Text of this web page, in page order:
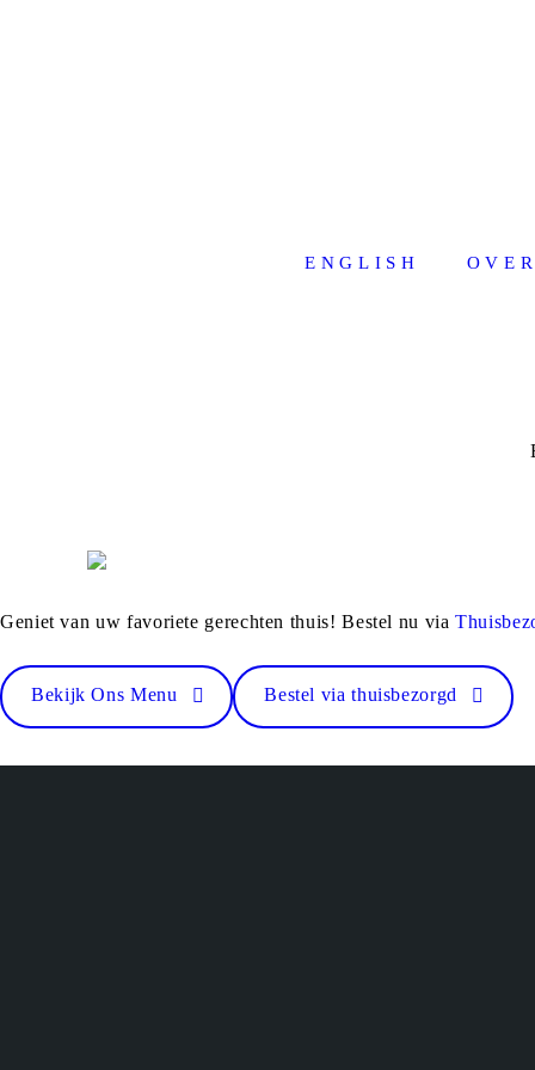
ENGLISH
Geniet van uw favoriete gerechten thuis! Bestel nu via
Bekijk Ons Menu Bestel via thuisbezorgd